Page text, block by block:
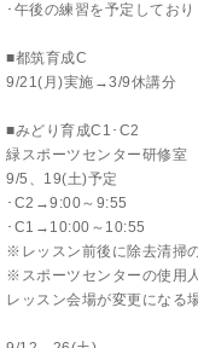
･午後の練習を予定しており
■都筑育成C
9/21(月)実施→3/9休講分
■みどり育成C1･C2
緑スポーツセンター研修室
9/5、19(土)予定
･C2→9:00～9:55
･C1→10:00～10:55
※レッスン前後に除去清掃
※スポーツセンターの使用
レッスン会場が変更になる